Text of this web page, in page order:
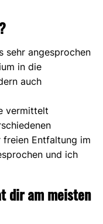
sehr angesprochen
in die
auch
vermittelt
Entfaltung im
und ich
dir am meisten